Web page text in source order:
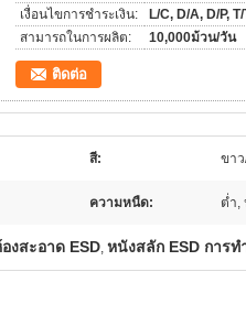
เงื่อนไขการชำระเงิน:
L/C, D/A, D/P,
สามารถในการผลิต:
10,000ม้วน/วัน
ติดต่อ
สี: ขาว
ความหนืด: ต่ำ,
งสะอาด ESD, หนังสลัก ESD การ